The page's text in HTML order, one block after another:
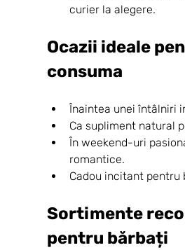
curier la alegere.
Ocazii ideale
consuma
Înaintea unei întâlniri
Ca supliment natural
În weekend-uri
romantice.
Cadou incitant pentru
Sortimente
pentru bărbați